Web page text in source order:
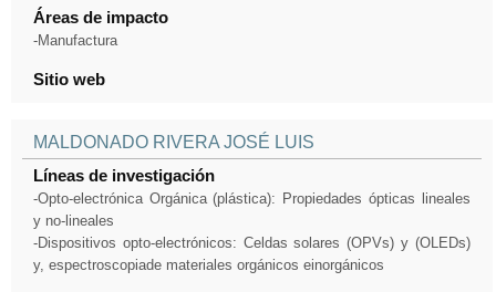
Áreas de impacto
-Manufactura
Sitio web
MALDONADO RIVERA JOSÉ LUIS
Líneas de investigación
-Opto-electrónica Orgánica (plástica): Propiedades ópticas lineales
y no-lineales
-Dispositivos opto-electrónicos: Celdas solares (OPVs) y (OLEDs)
y, espectroscopiade materiales orgánicos einorgánicos